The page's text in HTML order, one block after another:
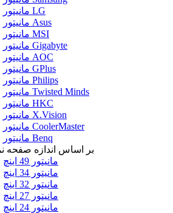
مانیتور LG
مانیتور Asus
مانیتور MSI
مانیتور Gigabyte
مانیتور AOC
مانیتور GPlus
مانیتور Philips
مانیتور Twisted Minds
مانیتور HKC
مانیتور X.Vision
مانیتور CoolerMaster
مانیتور Benq
بر اساس اندازه صفحه
مانیتور 49 اینچ
مانیتور 34 اینچ
مانیتور 32 اینچ
مانیتور 27 اینچ
مانیتور 24 اینچ